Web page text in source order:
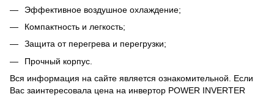
Эффективное воздушное охлаждение;
Компактность и легкость;
Защита от перегрева и перегрузки;
Прочный корпус.
Вся информация на сайте является ознакомительной. Если
Вас заинтересовала цена на инвертор POWER INVERTER